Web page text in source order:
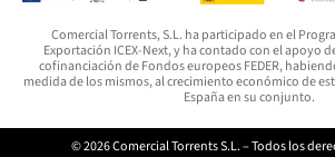
Comercial Torrents, S.L. ha participado en el
Exportación ICEX-Next, y ha contado con el apoyo
cofinanciación de Fondos europeos FEDER,
medida de los mismos, al crecimiento económico de
España en su conjunto.
© 2026 Comercial Torrents S.L. – Todos los